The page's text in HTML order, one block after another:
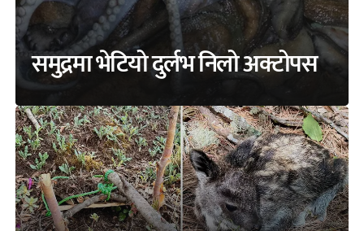
समुद्रमा भेटियो दुर्लभ निलो अक्टोपस